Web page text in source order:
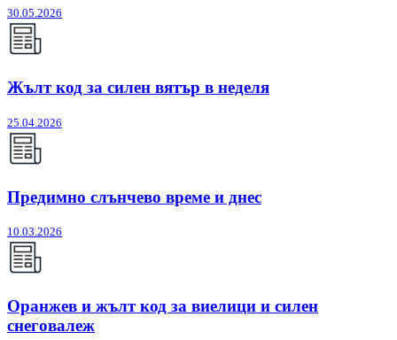
30.05.2026
Жълт код за силен вятър в неделя
25.04.2026
Предимно слънчево време и днес
10.03.2026
Оранжев и жълт код за виелици и силен
снеговалеж